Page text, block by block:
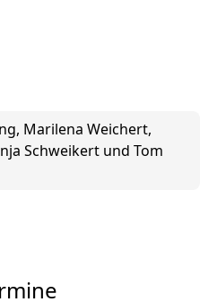
Marilena Weichert,
Schweikert und Tom